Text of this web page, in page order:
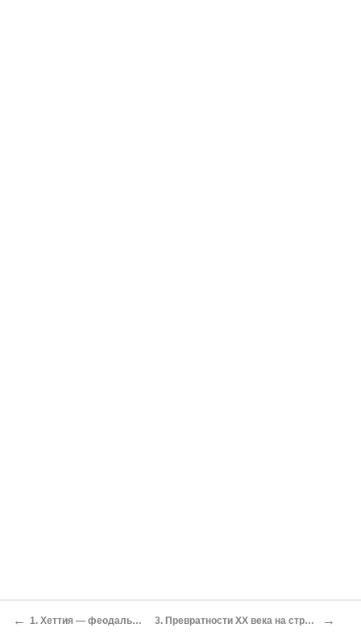
← 1. Хеттия — феодальная страна? 3. Превратности XX века на страже хеттологии →